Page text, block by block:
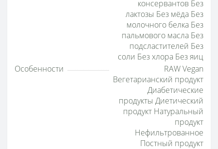
консервантов Без
лактозы Без мёда Без
молочного белка Без
пальмового масла Без
подсластителей Без
соли Без хлора Без яиц
Особенности
RAW Vegan
Вегетарианский продукт
Диабетические
продукты Диетический
продукт Натуральный
продукт
Нефильтрованное
Постный продукт